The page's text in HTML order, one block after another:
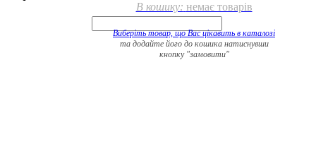
В кошику: немає товарів
Виберіть товар, що Вас цікавить в каталозі
та додайте його до кошика натиснувши
кнопку "замовити"